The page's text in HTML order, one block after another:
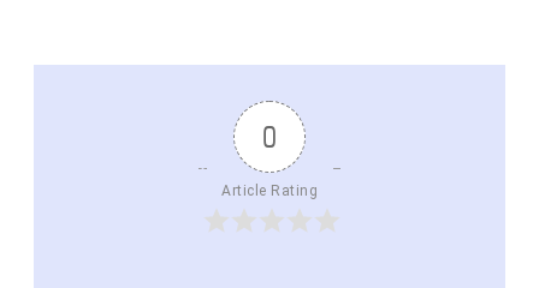
0
Article Rating